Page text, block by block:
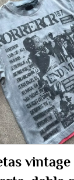
vintage